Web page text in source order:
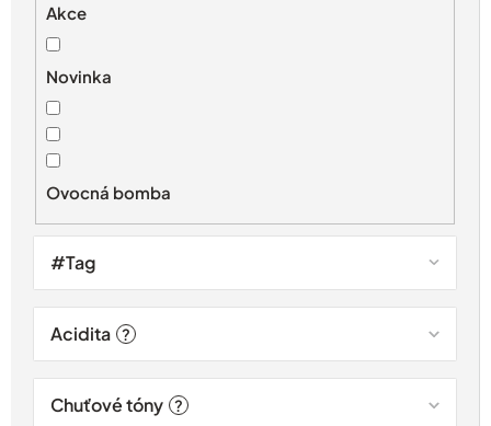
Akce
Novinka
Ovocná bomba
#Tag
Acidita ?
Chuťové tóny ?